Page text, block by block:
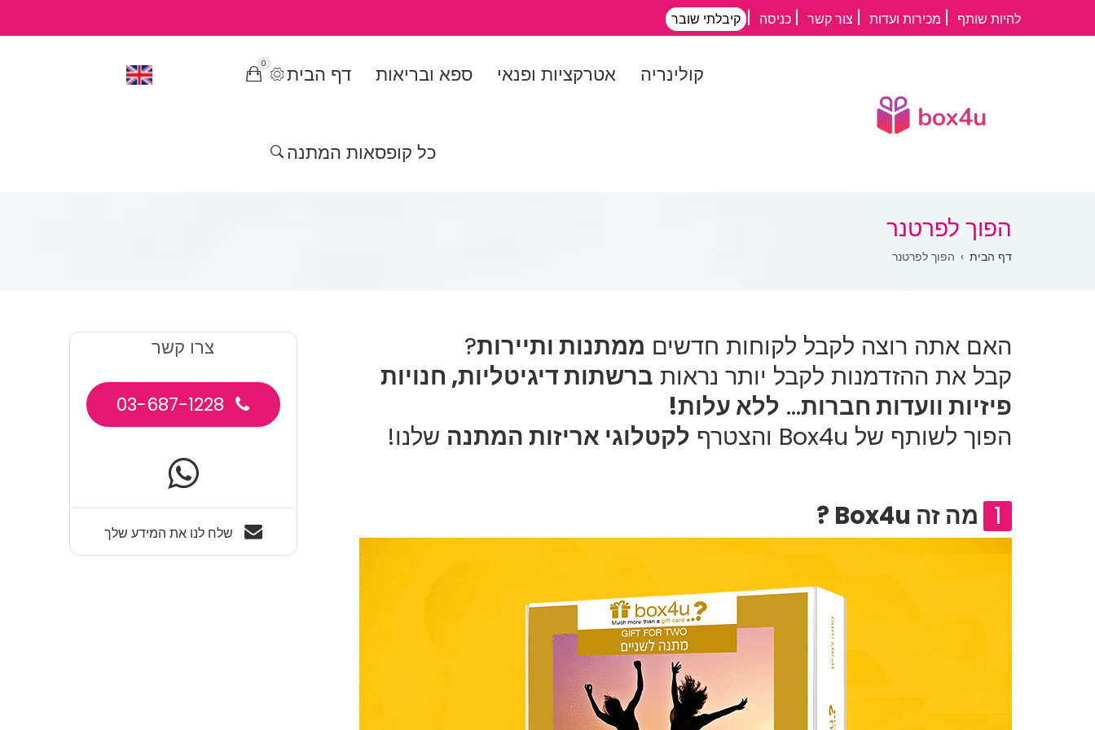
להיות שותף מכירות ועדות צור קשר כניסה קיבלתי שובר
דף הבית ספא ובריאות אטרקציות ופנאי קולינריה
כל קופסאות המתנה
0
הפוך לפרטנר
שביל
דף הבית הפוך לפרטנר
האם אתה רוצה לקבל לקוחות חדשים ממתנות ותיירות?
קבל את ההזדמנות לקבל יותר נראות ברשתות דיגיטליות, חנויות
פיזיות וועדות חברות... ללא עלות!
הפוך לשותף של Box4u והצטרף
לקטלוגי אריזות המתנה שלנו!
1 מה זה
צרו קשר
03-687-1228
שלח לנו את המידע שלך